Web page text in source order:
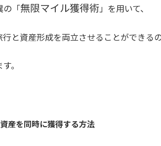
の「無限マイル獲得術」を用いて、
行と資産形成を両立させることができる
。
産を同時に獲得する方法